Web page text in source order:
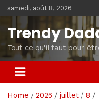
to
content
samedi, août 8, 2026
Trendy
Tout ce qu'il faut pour
Home 2026 juillet
8